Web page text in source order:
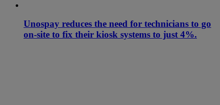
Unospay reduces the need for technicians to go
on-site to fix their kiosk systems to just 4%.